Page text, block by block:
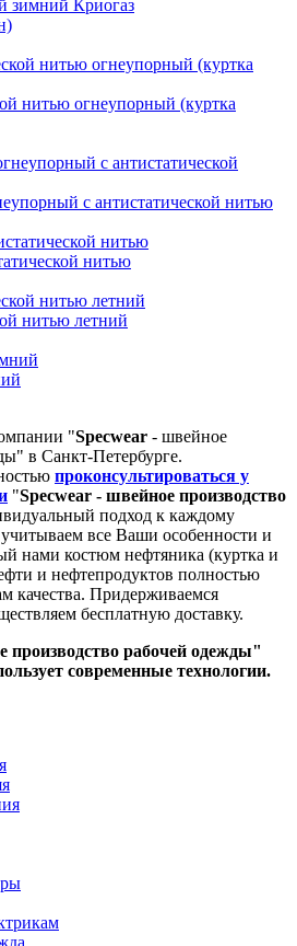
зимний Криогаз
нитью огнеупорный (куртка
с антистатической нитью
нитью
нитью летний
"Specwear - швейное
в Санкт-Петербурге.
проконсультироваться у
"Specwear - швейное производство
подход к каждому
все Ваши особенности и
нами костюм нефтяника (куртка и
и нефтепродуктов полностью
качества. Придерживаемся
бесплатную доставку.
производство рабочей одежды"
современные технологии.